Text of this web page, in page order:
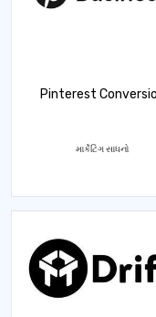
Pinterest
માર્કેટિંગ સાધનો